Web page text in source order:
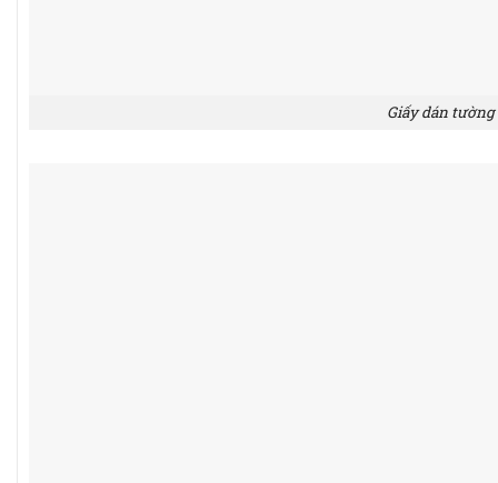
Giấy dán tường